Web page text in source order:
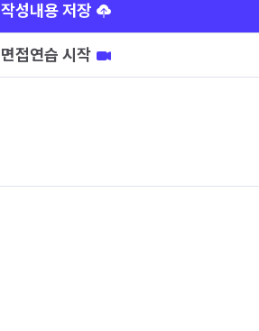
작성내용 저장
면접연습 시작